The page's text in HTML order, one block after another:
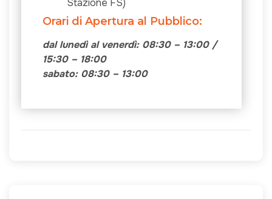
Stazione FS)
Orari di Apertura al Pubblico:
dal lunedì al venerdì: 08:30 – 13:00 /
15:30 – 18:00
sabato: 08:30 – 13:00